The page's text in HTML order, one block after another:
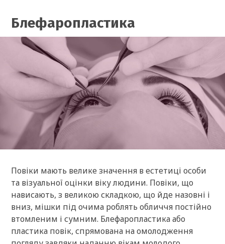
Блефаропластика
Повіки мають велике значення в естетиці особи
та візуальної оцінки віку людини. Повіки, що
нависають, з великою складкою, що йде назовні і
вниз, мішки під очима роблять обличчя постійно
втомленим і сумним. Блефаропластика або
пластика повік, спрямована на омолодження